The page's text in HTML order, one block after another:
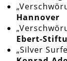
Hannover
Ebert-
„Silver